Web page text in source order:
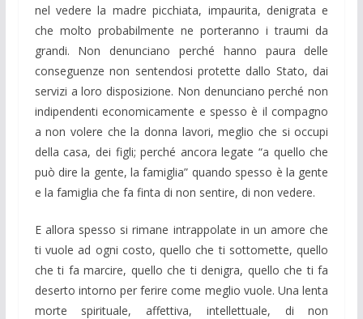
nel vedere la madre picchiata, impaurita, denigrata e
che molto probabilmente ne porteranno i traumi da
grandi. Non denunciano perché hanno paura delle
conseguenze non sentendosi protette dallo Stato, dai
servizi a loro disposizione. Non denunciano perché non
indipendenti economicamente e spesso è il compagno
a non volere che la donna lavori, meglio che si occupi
della casa, dei figli; perché ancora legate “a quello che
può dire la gente, la famiglia” quando spesso è la gente
e la famiglia che fa finta di non sentire, di non vedere.
E allora spesso si rimane intrappolate in un amore che
ti vuole ad ogni costo, quello che ti sottomette, quello
che ti fa marcire, quello che ti denigra, quello che ti fa
deserto intorno per ferire come meglio vuole. Una lenta
morte spirituale, affettiva, intellettuale, di non